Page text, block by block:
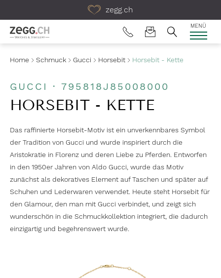
zegg.ch
MENÜ
Home Schmuck Gucci Horsebit Horsebit - Kette
GUCCI · 795818J85008000
HORSEBIT - KETTE
Das raffinierte Horsebit-Motiv ist ein unverkennbares Symbol
der Tradition von Gucci und wurde inspiriert durch die
Aristokratie in Florenz und deren Liebe zu Pferden. Entworfen
in den 1950er Jahren von Aldo Gucci, wurde das Motiv
zunächst als dekoratives Element auf Taschen und später auf
Schuhen und Lederwaren verwendet. Heute steht Horsebit für
den Glamour, den man mit Gucci verbindet, und zeigt sich
wunderschön in die Schmuckkollektion integriert, die dadurch
einzigartig und begehrenswert wurde.